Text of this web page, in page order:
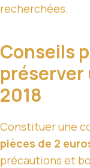
recherchées.
Conseils
préserver
2018
Constituer une
pièces de 2
précautions et